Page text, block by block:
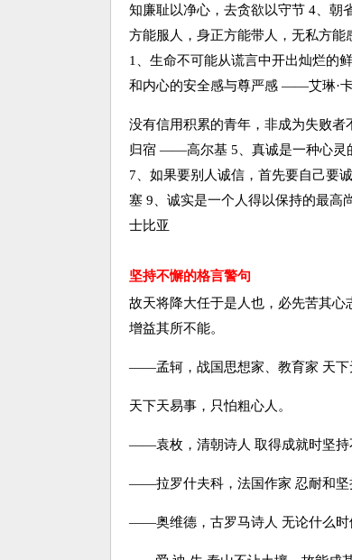
知廉耻以净心，去贪欲以守节 4、朝
方能服人，身正方能带人，无私方能
1、生命不可能从谎言中开出灿烂的
和内心的安全感与尊严感 ——艾琳·
没有信用积累的青年，非成为失败
归宿 ——高尔基 5、真诚是一种心
7、如果要别人诚信，首先要自己
塞 9、诚实是一个人得以保持的最
士比亚
坚持不懈的格言警句
故天将降大任于是人也，必先苦其心
增益其所不能。
——孟轲，战国思想家、教育家 天下
天下天易事，只怕粗心人。
——袁枚，清朝诗人 取得成就时坚持
——拉罗什夫科，法国作家 忍耐和坚
——奥维德，古罗马诗人 无论什么时